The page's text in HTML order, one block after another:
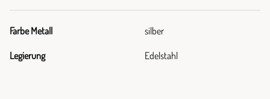
Farbe Metall silber
Legierung Edelstahl